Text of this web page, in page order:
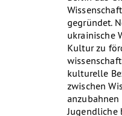
gegründet.
ukrainische
Kultur zu
kulturelle
zwischen
Jugendliche